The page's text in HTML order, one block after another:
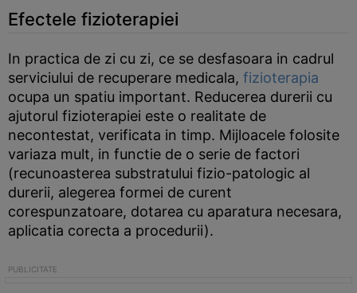
Efectele fizioterapiei
In practica de zi cu zi, ce se desfasoara in cadrul
serviciului de recuperare medicala, fizioterapia
ocupa un spatiu important. Reducerea durerii cu
ajutorul fizioterapiei este o realitate de
necontestat, verificata in timp. Mijloacele folosite
variaza mult, in functie de o serie de factori
(recunoasterea substratului fizio-patologic al
durerii, alegerea formei de curent
corespunzatoare, dotarea cu aparatura necesara,
aplicatia corecta a procedurii).